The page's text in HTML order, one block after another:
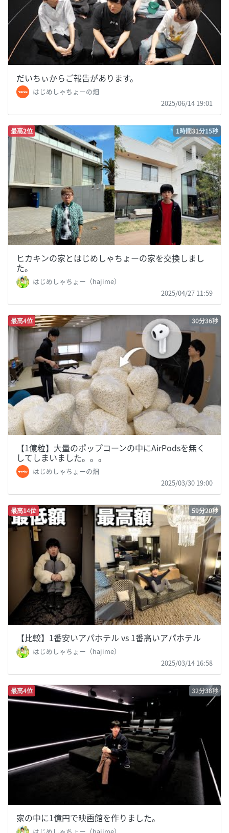
だいちぃからご報告があります。
はじめしゃちょーの畑
2025/06/14 19:01
最高2位 1時間31分15秒
ヒカキンの家とはじめしゃちょーの家を交換しまし
た。
はじめしゃちょー（hajime）
2025/04/27 11:59
最高4位 30分36秒
【1億粒】大量のポップコーンの中にAirPodsを無く
してしまいました。。。
はじめしゃちょーの畑
2025/03/30 19:00
最高14位 59分20秒
【比較】1番安いアパホテル vs 1番高いアパホテル
はじめしゃちょー（hajime）
2025/03/14 16:58
最高4位 32分38秒
家の中に1億円で映画館を作りました。